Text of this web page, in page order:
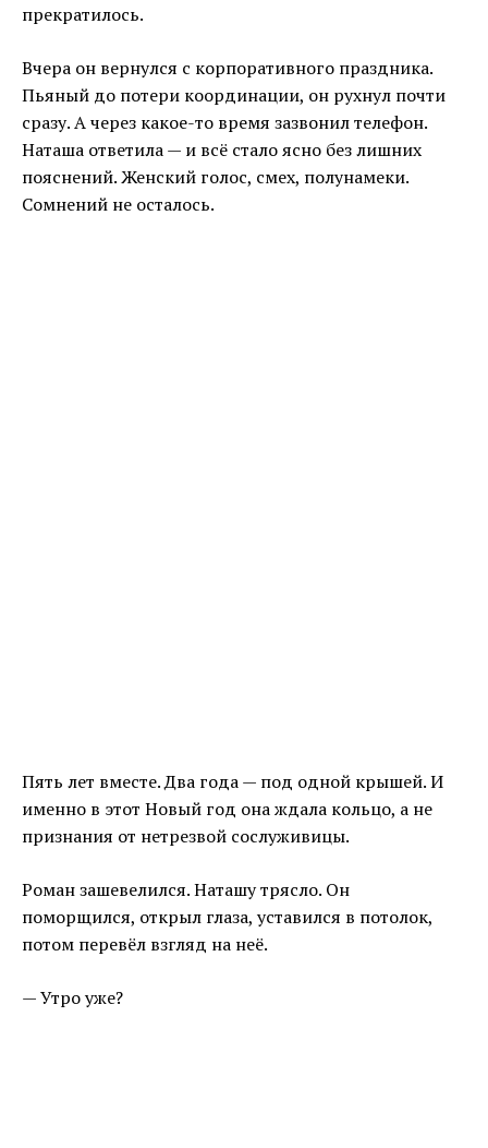
прекратилось.
Вчера он вернулся с корпоративного праздника.
Пьяный до потери координации, он рухнул почти
сразу. А через какое-то время зазвонил телефон.
Наташа ответила — и всё стало ясно без лишних
пояснений. Женский голос, смех, полунамеки.
Сомнений не осталось.
Пять лет вместе. Два года — под одной крышей. И
именно в этот Новый год она ждала кольцо, а не
признания от нетрезвой сослуживицы.
Роман зашевелился. Наташу трясло. Он
поморщился, открыл глаза, уставился в потолок,
потом перевёл взгляд на неё.
— Утро уже?